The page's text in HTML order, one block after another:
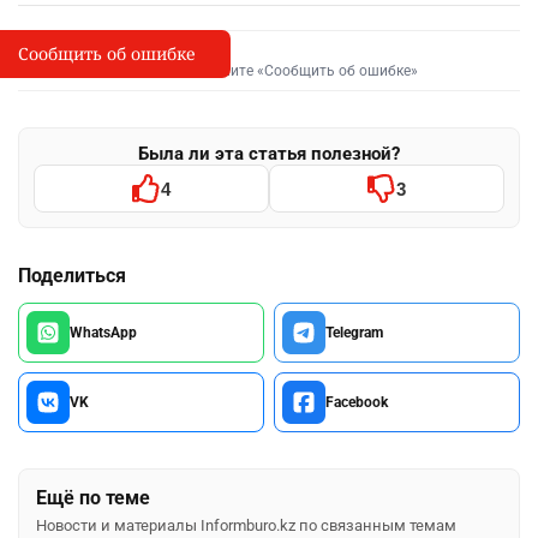
I
Сообщить об опечатке
Выделите фрагмент и нажмите «Сообщить об ошибке»
Была ли эта статья полезной?
4 3
Поделиться
WhatsApp Telegram
VK Facebook
Ещё по теме
Новости и материалы Informburo.kz по связанным темам
Сообщить об ошибке